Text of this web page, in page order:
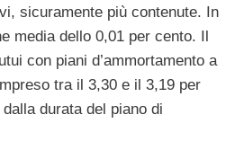
sicuramente più contenute. In
media dello 0,01 per cento. Il
con piani d’ammortamento a
tra il 3,30 e il 3,19 per
durata del piano di